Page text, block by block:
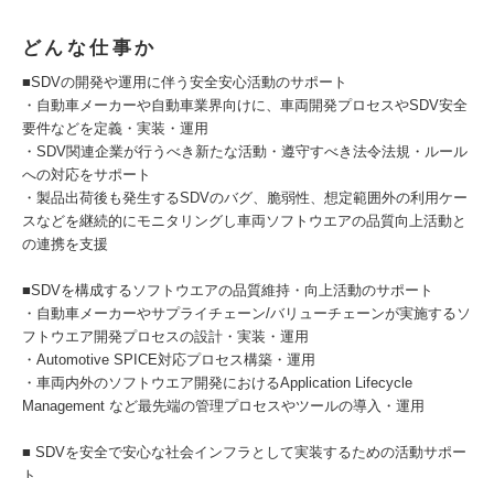
どんな仕事か
■SDVの開発や運用に伴う安全安心活動のサポート
・自動車メーカーや自動車業界向けに、車両開発プロセスやSDV安全
要件などを定義・実装・運用
・SDV関連企業が行うべき新たな活動・遵守すべき法令法規・ルール
への対応をサポート
・製品出荷後も発生するSDVのバグ、脆弱性、想定範囲外の利用ケー
スなどを継続的にモニタリングし車両ソフトウエアの品質向上活動と
の連携を支援
■SDVを構成するソフトウエアの品質維持・向上活動のサポート
・自動車メーカーやサプライチェーン/バリューチェーンが実施するソ
フトウエア開発プロセスの設計・実装・運用
・Automotive SPICE対応プロセス構築・運用
・車両内外のソフトウエア開発におけるApplication Lifecycle
Management など最先端の管理プロセスやツールの導入・運用
■ SDVを安全で安心な社会インフラとして実装するための活動サポー